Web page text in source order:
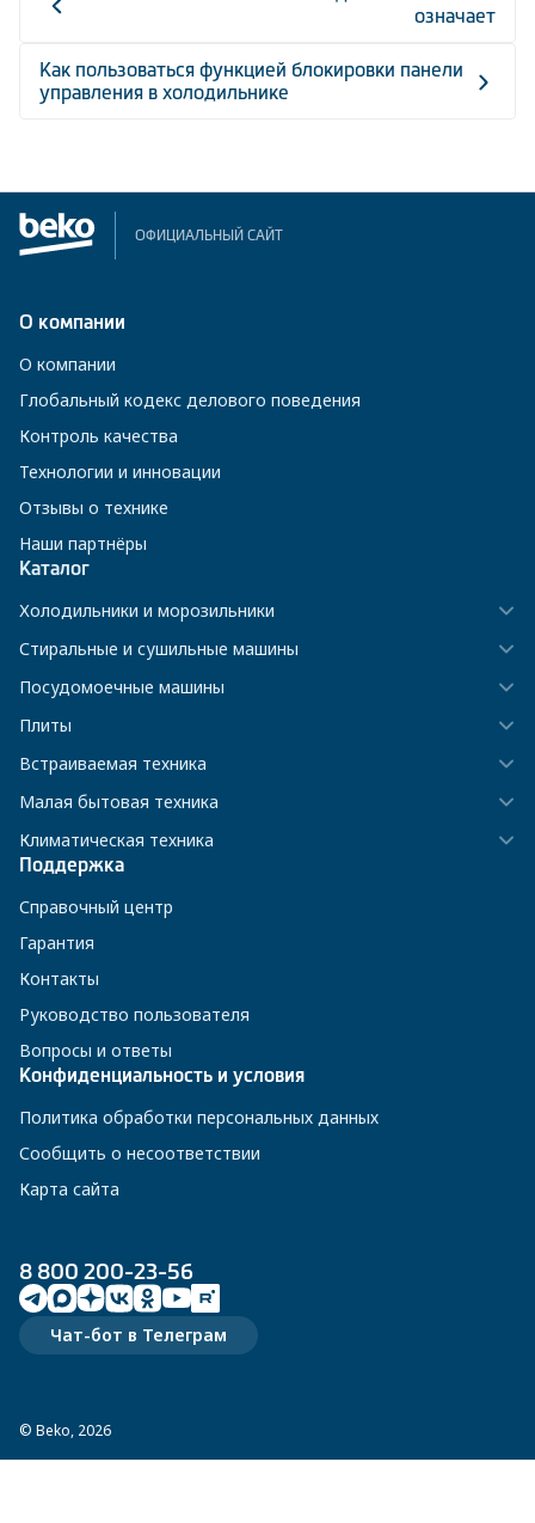
означает
Как пользоваться функцией блокировки панели
управления в холодильнике
ОФИЦИАЛЬНЫЙ САЙТ
© Beko, 2026
О компании
О компании
Глобальный кодекс делового поведения
Контроль качества
Технологии и инновации
Отзывы о технике
Наши партнёры
Каталог
Холодильники и морозильники
Стиральные и сушильные машины
Посудомоечные машины
Плиты
Встраиваемая техника
Малая бытовая техника
Климатическая техника
Поддержка
Справочный центр
Гарантия
Контакты
Руководство пользователя
Вопросы и ответы
Конфиденциальность и условия
Политика обработки персональных данных
Сообщить о несоответствии
Карта сайта
8 800 200-23-56
Чат-бот в Телеграм